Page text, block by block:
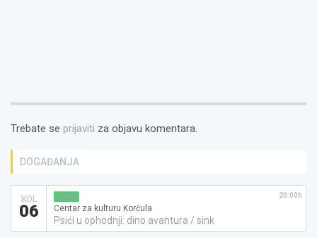
Trebate se prijaviti za objavu komentara.
DOGAĐANJA
KOL
06
KINO
Centar za kulturu Korčula
Psići u ophodnji: dino avantura / sink
20:00h